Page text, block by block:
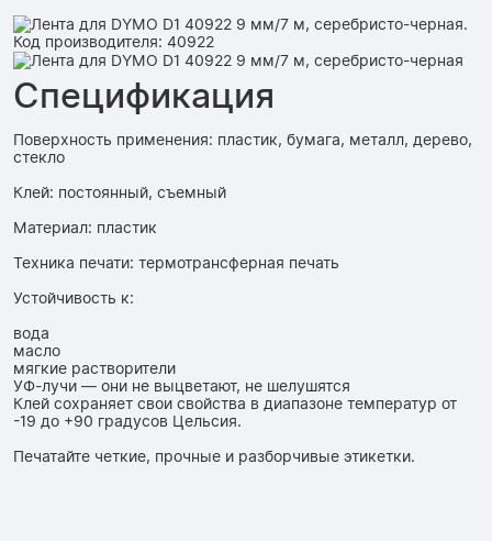
Спецификация
Поверхность применения: пластик, бумага, металл, дерево,
стекло
Клей: постоянный, съемный
Материал: пластик
Техника печати: термотрансферная печать
Устойчивость к:
вода
масло
мягкие растворители
УФ-лучи — они не выцветают, не шелушятся
Клей сохраняет свои свойства в диапазоне температур от
-19 до +90 градусов Цельсия.
Печатайте четкие, прочные и разборчивые этикетки.